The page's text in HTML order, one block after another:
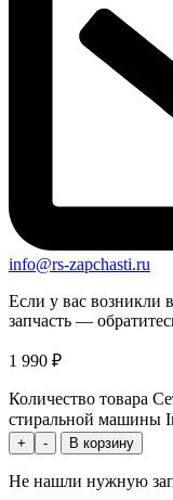
info@rs-zapchasti.ru
Если у вас возникли
запчасть —
1 990 ₽
Количество товара
стиральной машины
+ - В корзину
Не нашли нужную